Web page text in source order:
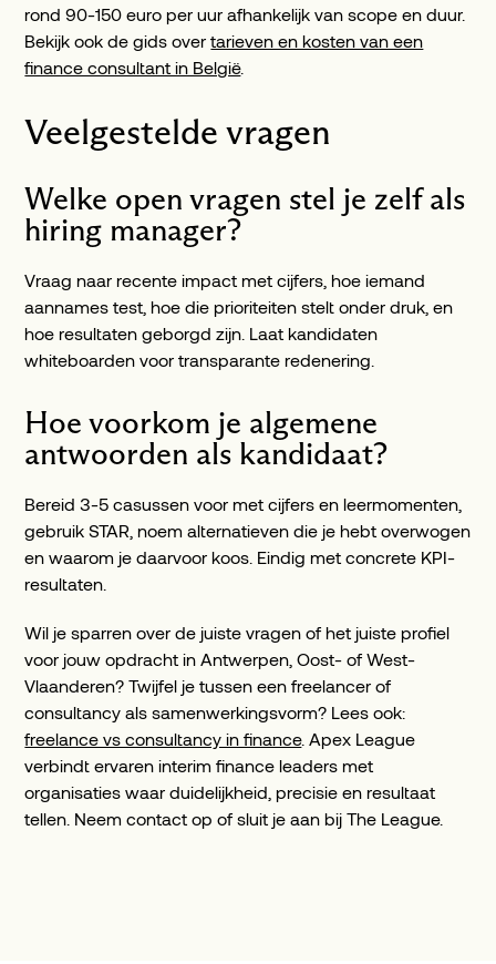
rond 90-150 euro per uur afhankelijk van scope en duur.
Bekijk ook de gids overtarieven en kosten van een
finance consultant in België.
Veelgestelde vragen
Welke open vragen stel je zelf als
hiring manager?
Vraag naar recente impact met cijfers, hoe iemand
aannames test, hoe die prioriteiten stelt onder druk, en
hoe resultaten geborgd zijn. Laat kandidaten
whiteboarden voor transparante redenering.
Hoe voorkom je algemene
antwoorden als kandidaat?
Bereid 3-5 casussen voor met cijfers en leermomenten,
gebruik STAR, noem alternatieven die je hebt overwogen
en waarom je daarvoor koos. Eindig met concrete KPI-
resultaten.
Wil je sparren over de juiste vragen of het juiste profiel
voor jouw opdracht in Antwerpen, Oost- of West-
Vlaanderen? Twijfel je tussen een freelancer of
consultancy als samenwerkingsvorm? Lees ook:
freelance vs consultancy in finance. Apex League
verbindt ervaren interim finance leaders met
organisaties waar duidelijkheid, precisie en resultaat
tellen. Neem contact op of sluit je aan bij The League.